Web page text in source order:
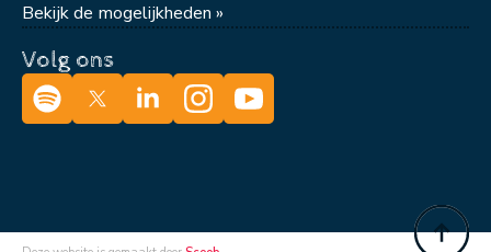
Bekijk de mogelijkheden »
Volg ons